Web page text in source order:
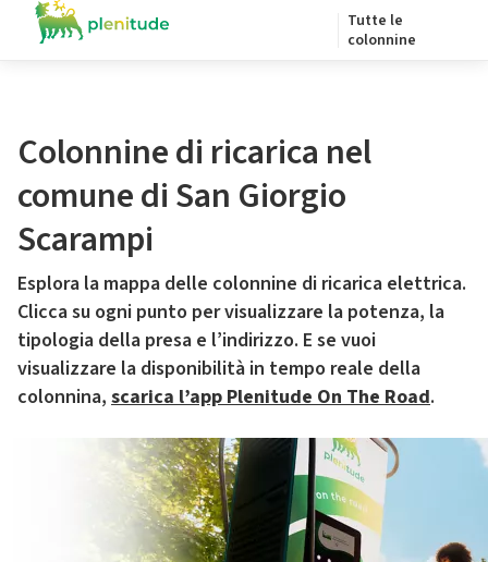
Tutte le
colonnine
Colonnine di ricarica nel
comune di San Giorgio
Scarampi
Esplora la mappa delle colonnine di ricarica elettrica.
Clicca su ogni punto per visualizzare la potenza, la
tipologia della presa e l’indirizzo. E se vuoi
visualizzare la disponibilità in tempo reale della
colonnina, scarica l’app Plenitude On The Road.